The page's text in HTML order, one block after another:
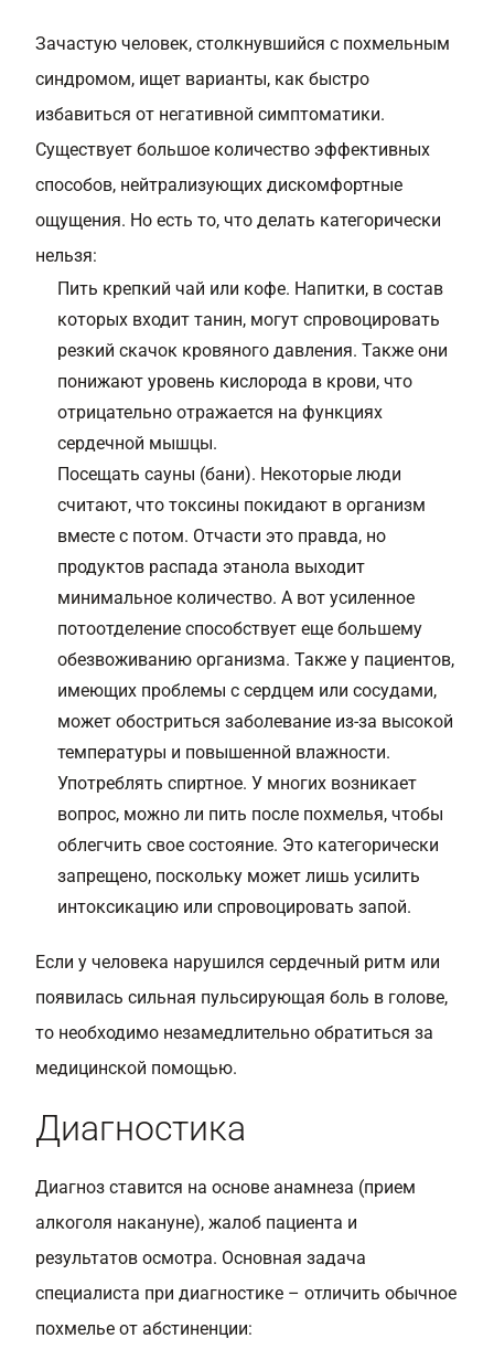
Зачастую человек, столкнувшийся с похмельным
синдромом, ищет варианты, как быстро
избавиться от негативной симптоматики.
Существует большое количество эффективных
способов, нейтрализующих дискомфортные
ощущения. Но есть то, что делать категорически
нельзя:
Пить крепкий чай или кофе. Напитки, в состав
которых входит танин, могут спровоцировать
резкий скачок кровяного давления. Также они
понижают уровень кислорода в крови, что
отрицательно отражается на функциях
сердечной мышцы.
Посещать сауны (бани). Некоторые люди
считают, что токсины покидают в организм
вместе с потом. Отчасти это правда, но
продуктов распада этанола выходит
минимальное количество. А вот усиленное
потоотделение способствует еще большему
обезвоживанию организма. Также у пациентов,
имеющих проблемы с сердцем или сосудами,
может обостриться заболевание из-за высокой
температуры и повышенной влажности.
Употреблять спиртное. У многих возникает
вопрос, можно ли пить после похмелья, чтобы
облегчить свое состояние. Это категорически
запрещено, поскольку может лишь усилить
интоксикацию или спровоцировать запой.
Если у человека нарушился сердечный ритм или
появилась сильная пульсирующая боль в голове,
то необходимо незамедлительно обратиться за
медицинской помощью.
Диагностика
Диагноз ставится на основе анамнеза (прием
алкоголя накануне), жалоб пациента и
результатов осмотра. Основная задача
специалиста при диагностике – отличить обычное
похмелье от абстиненции: